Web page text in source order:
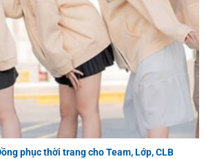
phục thời trang cho Team, Lớp, CLB